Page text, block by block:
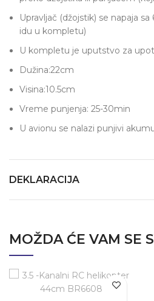
Upravljač (džojstik) se napaja
idu u kompletu)
U kompletu je uputstvo za
Dužina:22cm
Visina:10.5cm
Vreme punjenja: 25-30min
U avionu se nalazi punjivi
DEKLARACIJA
MOŽDA ĆE VAM SE